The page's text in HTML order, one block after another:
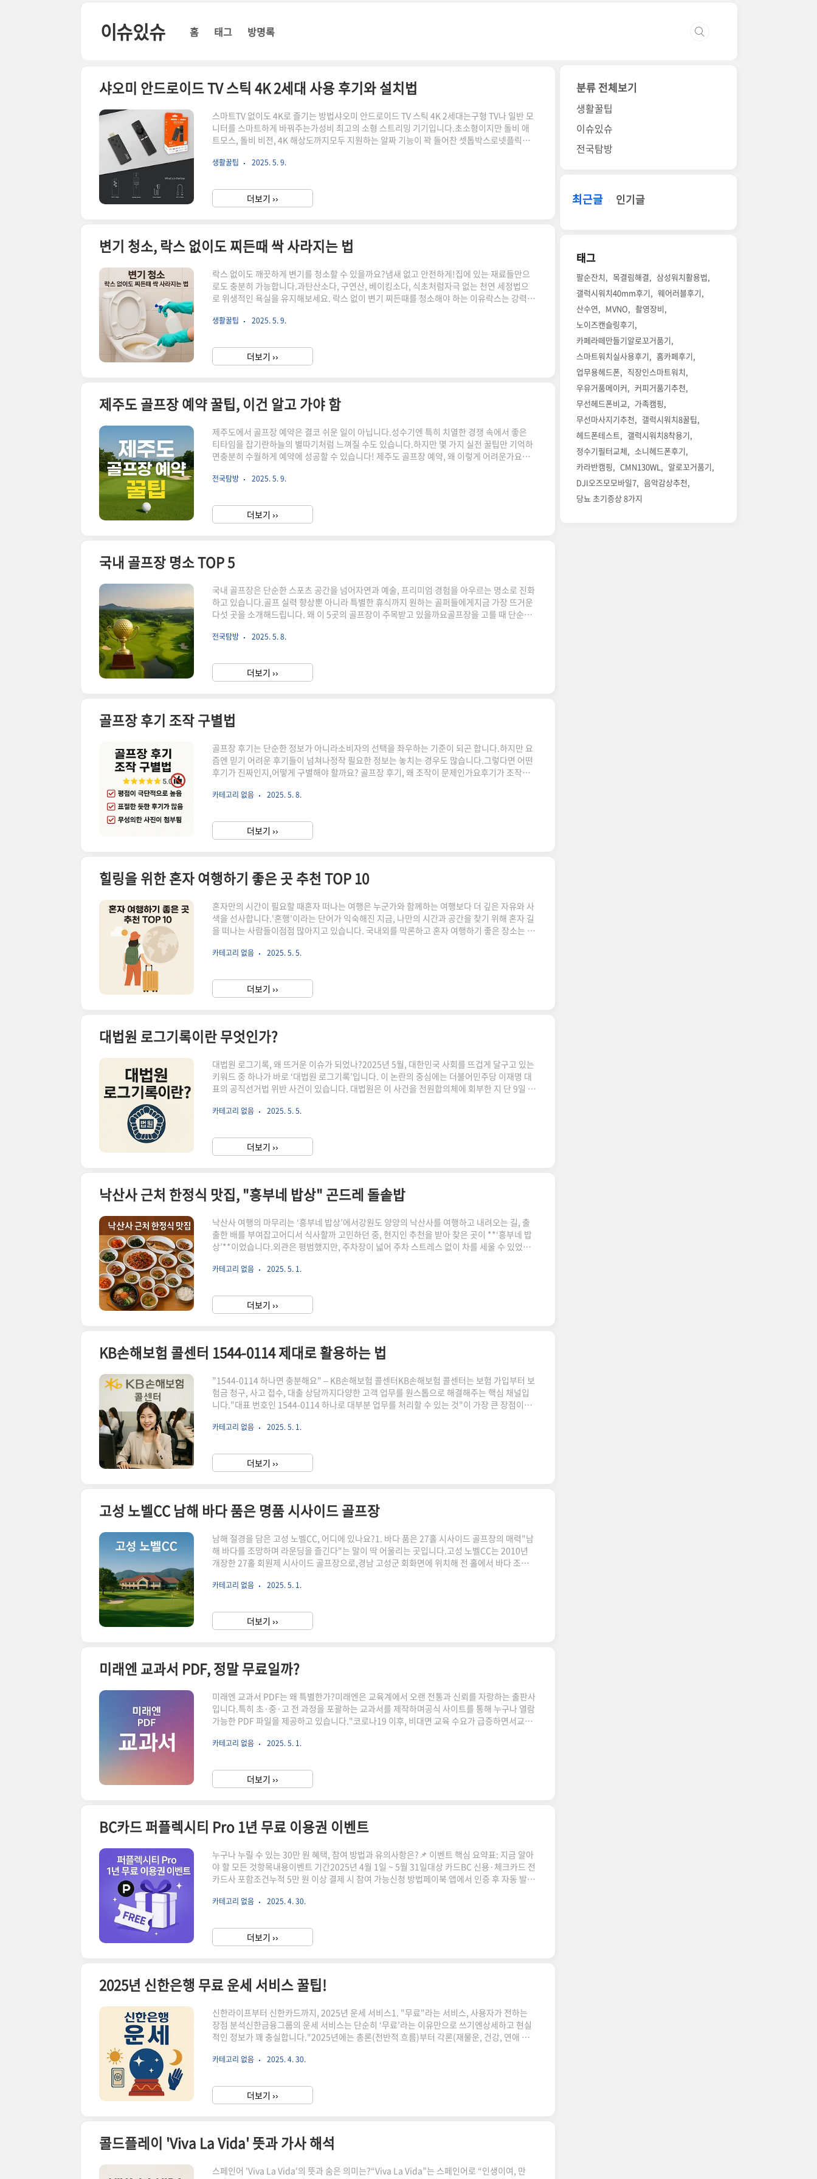
이슈있슈 홈 태그 방명록
샤오미 안드로이드 TV 스틱 4K 2세대 사용 후기와 설치법
스마트TV 없이도 4K로 즐기는 방법샤오미 안드로이드 TV 스틱 4K 2세대는구형 TV나 일반 모
니터를 스마트하게 바꿔주는가성비 최고의 소형 스트리밍 기기입니다.초소형이지만 돌비 애
트모스, 돌비 비전, 4K 해상도까지모두 지원하는 알짜 기능이 꽉 들어찬 셋톱박스로넷플릭스,
를 즐길 수 있습니다.기기 스펙 정리아래 표를 통해 핵심 사양을 빠르게 확인할 수 있습니다.항
오디오 지원Dolby Atmos / DTS-HD무선 연결Wi-Fi 듀얼밴드 / Bluetooth 5.0포트 및 입력
HDMI, Micro USB, OTG..
생활꿀팁 2025. 5. 9.
더보기 ››
변기 청소, 락스 없이도 찌든때 싹 사라지는 법
락스 없이도 깨끗하게 변기를 청소할 수 있을까요?냄새 없고 안전하게!집에 있는 재료들만으
로도 충분히 가능합니다.과탄산소다, 구연산, 베이킹소다, 식초처럼자극 없는 천연 세정법으
로 위생적인 욕실을 유지해보세요. 락스 없이 변기 찌든때를 청소해야 하는 이유락스는 강력하
합니다.그래서 요즘은 친환경 청소법을 찾는 분들이 많습니다.실제로 ‘락스 없이 변기 청소’라
얀 가루(과탄산소다)와 새콤한 가루(구연산)를한꺼번에 넣으면 거품이 뽀글뽀글!찌든때 분해
에 정말 탁월합니다.변기 안에 과탄산소다 반 컵솔질 한 번 하고, 구연산 반 컵10~15..
생활꿀팁 2025. 5. 9.
더보기 ››
제주도 골프장 예약 꿀팁, 이건 알고 가야 함
제주도에서 골프장 예약은 결코 쉬운 일이 아닙니다.성수기엔 특히 치열한 경쟁 속에서 좋은
티타임을 잡기란하늘의 별따기처럼 느껴질 수도 있습니다.하지만 몇 가지 실전 꿀팁만 기억하
면충분히 수월하게 예약에 성공할 수 있습니다! 제주도 골프장 예약, 왜 이렇게 어려운가요제
만큼 티타임 수는 제한적이고,특히 4,6월과 9,11월 성수기에는 예약 경쟁이 매우 치열합니다.
행사 등을 통해서만 예약이 가능합니다.성공 확률 높이는 시즌 공략법예약이 힘든 시즌은 피하
고**비수기인 여름(7,8월), 겨울(12,2월)**을 노려보세요.제주는 겨울에도 따..
전국탐방 2025. 5. 9.
더보기 ››
국내 골프장 명소 TOP 5
국내 골프장은 단순한 스포츠 공간을 넘어자연과 예술, 프리미엄 경험을 아우르는 명소로 진화
하고 있습니다.골프 실력 향상뿐 아니라 특별한 휴식까지 원하는 골퍼들에게지금 가장 뜨거운
다섯 곳을 소개해드립니다. 왜 이 5곳의 골프장이 주목받고 있을까요골프장을 고를 때 단순히
렸는지가 큰 기준이 됩니다.최근에는 세계 100대 코스 선정 여부,PGA·KLPGA 대회 개최 경
릿지세계 100대 골프코스 41위에 선정된 나인브릿지.PGA 투어 '더 CJ컵'이 열리는 곳으로,
한국을 넘어 세계적으로도 인정받고 있습니다.울퉁불퉁한 언듈레이션..
전국탐방 2025. 5. 8.
더보기 ››
골프장 후기 조작 구별법
골프장 후기는 단순한 정보가 아니라소비자의 선택을 좌우하는 기준이 되곤 합니다.하지만 요
즘엔 믿기 어려운 후기들이 넘쳐나정작 필요한 정보는 놓치는 경우도 많습니다.그렇다면 어떤
후기가 진짜인지,어떻게 구별해야 할까요? 골프장 후기, 왜 조작이 문제인가요후기가 조작된
거짓 정보에 의해 왜곡되기 때문입니다.실제 골퍼들의 경험이 담긴 글이라면플레이 전 미리 대
단을 흐리게 만듭니다.비슷한 표현과 시간대의 후기, 의심하세요후기들이 특정 시간에 몰려 있
다면일괄 작성됐을 가능성이 높습니다."최고예요", "완벽해요" 같은 칭찬이 반복된다면진짜..
카테고리 없음 2025. 5. 8.
더보기 ››
힐링을 위한 혼자 여행하기 좋은 곳 추천 TOP 10
혼자만의 시간이 필요할 때혼자 떠나는 여행은 누군가와 함께하는 여행보다 더 깊은 자유와 사
색을 선사합니다.'혼행'이라는 단어가 익숙해진 지금, 나만의 시간과 공간을 찾기 위해 혼자 길
을 떠나는 사람들이점점 많아지고 있습니다. 국내외를 막론하고 혼자 여행하기 좋은 장소는 정
해외의 혼자 여행 추천지부터 안전하고 즐거운 혼행 팁까지모두 담아 소개합니다.혼자 여행,
입니다.일정, 예산, 여행 속도까지 모두 내가 정할 수 있고,누구에게도 방해받지 않는 자유로움
이 혼자 여행의 가장 큰 매력입니다.또한 최근 혼자 여행은 SNS를 통한 공유,..
카테고리 없음 2025. 5. 5.
더보기 ››
대법원 로그기록이란 무엇인가?
대법원 로그기록, 왜 뜨거운 이슈가 되었나?2025년 5월, 대한민국 사회를 뜨겁게 달구고 있는
키워드 중 하나가 바로 ‘대법원 로그기록’입니다. 이 논란의 중심에는 더불어민주당 이재명 대
표의 공직선거법 위반 사건이 있습니다. 대법원은 이 사건을 전원합의체에 회부한 지 단 9일 만
는 방대한 사건 기록을 과연 대법관들이 충분히 검토했는지에 대한 의혹이 제기되면서, ‘로그
자 시스템에서 남는 디지털 흔적을 의미합니다. 구체적으로는 다음과 같은 정보가 포함됩니다.
누가 언제 사건기록(전자문서)에 접속했는지어떤 문서를 열람했는지열람에 소..
카테고리 없음 2025. 5. 5.
더보기 ››
낙산사 근처 한정식 맛집, "흥부네 밥상" 곤드레 돌솥밥
낙산사 여행의 마무리는 ‘흥부네 밥상’에서강원도 양양의 낙산사를 여행하고 내려오는 길, 출
출한 배를 부여잡고어디서 식사할까 고민하던 중, 현지인 추천을 받아 찾은 곳이 **‘흥부네 밥
상’**이었습니다.외관은 평범했지만, 주차장이 넓어 주차 스트레스 없이 차를 세울 수 있었고
추천은 틀리지 않는다”는 말을 다시금 실감하며한 상 가득 푸짐하게 차려진 식사에 감탄했던
672-0940메뉴: heungbu.webist.co.kr비교표로 살펴보는 대표 메뉴 구성곤드레 돌솥밥곤
드레밥 + 생선구이 + 불고기 + 반찬 8종건강식 + 푸짐한..
카테고리 없음 2025. 5. 1.
더보기 ››
KB손해보험 콜센터 1544-0114 제대로 활용하는 법
"1544-0114 하나면 충분해요" – KB손해보험 콜센터KB손해보험 콜센터는 보험 가입부터 보
험금 청구, 사고 접수, 대출 상담까지다양한 고객 업무를 원스톱으로 해결해주는 핵심 채널입
니다."대표 번호인 1544-0114 하나로 대부분 업무를 처리할 수 있는 것"이 가장 큰 장점이죠.
09시~18시또한 고객이 많은 시간을 대기하지 않도록, ARS 및 보이는 ARS 기능을 통해직접
한눈에 보기서비스 유형이용 가능 시간상담 연결 여부자동차 사고 접수24시간 연중무휴가능
고장출동 요청24시간 연중무휴가능보험계약대출평일 09:00..
카테고리 없음 2025. 5. 1.
더보기 ››
고성 노벨CC 남해 바다 품은 명품 시사이드 골프장
남해 절경을 담은 고성 노벨CC, 어디에 있나요?1. 바다 품은 27홀 시사이드 골프장의 매력"남
해 바다를 조망하며 라운딩을 즐긴다"는 말이 딱 어울리는 곳입니다.고성 노벨CC는 2010년
개장한 27홀 회원제 시사이드 골프장으로,경남 고성군 회화면에 위치해 전 홀에서 바다 조망
겨울 라운딩도 가능낮은 산세로 인한 풍부한 일조량"남해의 품에 안긴 골프장"이라는 말이 절
27홀 구성입니다.코스명특징난이도공룡코스공룡 테마 장식, 가족 방문 인기중충무코스가장
조망이 뛰어남, 전략적 코스중상가야코스가장 평이하나 바람의 변수 ..
카테고리 없음 2025. 5. 1.
더보기 ››
미래엔 교과서 PDF, 정말 무료일까?
미래엔 교과서 PDF는 왜 특별한가?미래엔은 교육계에서 오랜 전통과 신뢰를 자랑하는 출판사
입니다.특히 초·중·고 전 과정을 포괄하는 교과서를 제작하며공식 사이트를 통해 누구나 열람
가능한 PDF 파일을 제공하고 있습니다."코로나19 이후, 비대면 교육 수요가 급증하면서교과
클립 영상, 부가자료까지 통합적으로 지원하고 있어학생과 교사 모두에게 매우 유용한 리소스
스트북 사이트 접속초·중·고 중 해당 학급 선택과목별 교과서 목록 확인E-book 또는 PDF 뷰
어 열람원하는 자료 '열람 또는 저장'📌 "주의: 일부 자료는 회원가입 ..
카테고리 없음 2025. 5. 1.
더보기 ››
BC카드 퍼플렉시티 Pro 1년 무료 이용권 이벤트
누구나 누릴 수 있는 30만 원 혜택, 참여 방법과 유의사항은?📌 이벤트 핵심 요약표: 지금 알아
야 할 모든 것항목내용이벤트 기간2025년 4월 1일 ~ 5월 31일대상 카드BC 신용·체크카드 전
카드사 포함조건누적 5만 원 이상 결제 시 참여 가능신청 방법페이북 앱에서 인증 후 자동 발급
AI 서비스를 누릴 수 있는 절호의 기회입니다."🔍 퍼플렉시티 Pro란? 단순 검색을 넘어선 ‘지
문 의도를 정확히 파악신뢰할 수 있는 출처 명시여러 AI 모델의 답변을 통합 분석GPT-4 기반
대화형 인터페이스 제공"단순 검색이 ..
카테고리 없음 2025. 4. 30.
더보기 ››
2025년 신한은행 무료 운세 서비스 꿀팁!
신한라이프부터 신한카드까지, 2025년 운세 서비스1. "무료"라는 서비스, 사용자가 전하는
장점 분석신한금융그룹의 운세 서비스는 단순히 ‘무료’라는 이유만으로 쓰기엔상세하고 현실
적인 정보가 꽤 충실합니다."2025년에는 총론(전반적 흐름)부터 각론(재물운, 건강, 연애 등)
이 성별, 생년월일만 입력간편 접근성: 신한 SOL, 신한카드 앱에서 바로 이용 가능이벤트 혜택:
적이달의 흐름과 운세 방향 파악인생 전체의 기운 흐름 파악정보 정확도시기별 기복에 따라 유
동적사주 기반 분석으로 상대적으로 고정적추천 사용자단기 목표/결정..
카테고리 없음 2025. 4. 30.
더보기 ››
콜드플레이 'Viva La Vida' 뜻과 가사 해석
스페인어 'Viva La Vida'의 뜻과 숨은 의미는?“Viva La Vida”는 스페인어로 “인생이여, 만
분류 전체보기
생활꿀팁
이슈있슈
전국탐방
최근글 인기글
태그
팔순잔치 목결림해결
삼성워치활용법
갤럭시워치40mm후기
웨어러블후기
산수연
MVNO
촬영장비
노이즈캔슬링후기
카페라떼만들기알로꼬거품기
스마트워치실사용후기
홈카페후기
업무용헤드폰
직장인스마트워치
우유거품메이커
커피거품기추천
무선헤드폰비교
가족캠핑
무선마사지기추천
갤럭시워치8꿀팁
헤드폰테스트
갤럭시워치8착용기
정수기필터교체
소니헤드폰후기
카라반캠핑
CMN130WL
알로꼬거품기
DJI오즈모모바일7
음악감상추천
당뇨 초기증상 8가지